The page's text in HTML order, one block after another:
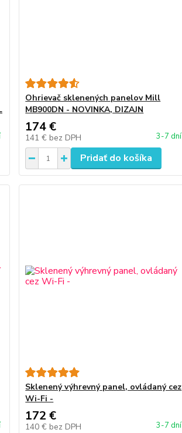
Ohrievač sklenených panelov Mill
MB900DN - NOVINKA, DIZAJN
174 €
141 € bez DPH 3-7 dní
Pridať do košíka
Sklenený výhrevný panel, ovládaný cez
Wi-Fi -
172 €
140 € bez DPH 3-7 dní